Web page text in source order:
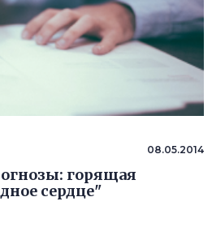
08.05.2014
горящая
сердце"